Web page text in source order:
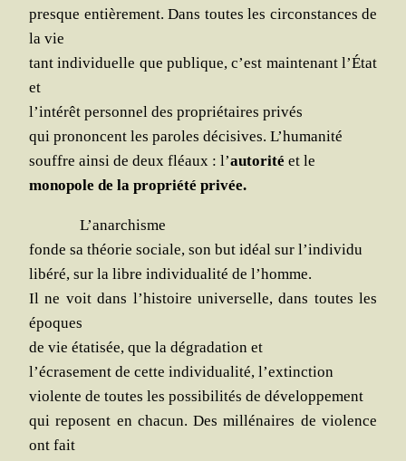
presque entiè­re­ment. Dans toutes les cir­cons­tances de
la vie
tant indi­vi­duelle que publique, c’est main­te­nant l’État
et
l’intérêt per­son­nel des pro­prié­taires privés
qui pro­noncent les paroles déci­sives. L’humanité
souffre ain­si de deux fléaux : l’auto­ri­té et le
mono­pole de la pro­prié­té privée.
L’anarchisme
fonde sa théo­rie sociale, son but idéal sur l’individu
libé­ré, sur la libre indi­vi­dua­li­té de l’homme.
Il ne voit dans l’histoire uni­ver­selle, dans toutes les
époques
de vie éta­ti­sée, que la dégra­da­tion et
l’écrasement de cette indi­vi­dua­li­té, l’extinction
vio­lente de toutes les pos­si­bi­li­tés de développement
qui reposent en cha­cun. Des mil­lé­naires de vio­lence
ont fait